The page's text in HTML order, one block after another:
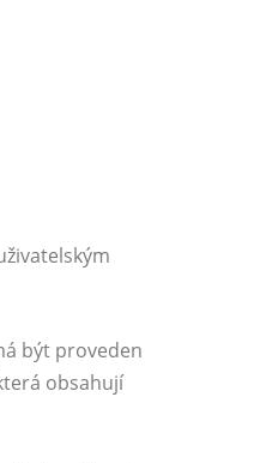
být proveden
obsahují